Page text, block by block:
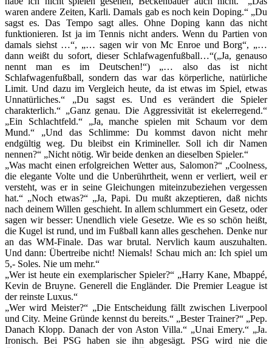
waren andere Zeiten, Karli. Damals gab es noch kein Doping.“ „Du
sagst es. Das Tempo sagt alles. Ohne Doping kann das nicht
funktionieren. Ist ja im Tennis nicht anders. Wenn du Partien von
damals siehst …“, „… sagen wir von Mc Enroe und Borg“, „…
dann weißt du sofort, dieser Schlafwagenfußball…“(„Ja, genauso
nennt man es im Deutschen!“) „… also das ist nicht
Schlafwagenfußball, sondern das war das körperliche, natürliche
Limit. Und dazu im Vergleich heute, da ist etwas im Spiel, etwas
Unnatürliches.“ „Du sagst es. Und es verändert die Spieler
charakterlich.“ „Ganz genau. Die Aggressivität ist ekelerregend.“
„Ein Schlachtfeld.“ „Ja, manche spielen mit Schaum vor dem
Mund.“ „Und das Schlimme: Du kommst davon nicht mehr
endgültig weg. Du bleibst ein Krimineller. Soll ich dir Namen
nennen?“ „Nicht nötig. Wir beide denken an dieselben Spieler.“
„Was macht einen erfolgreichen Wetter aus, Salomon?“ „Coolness,
die elegante Volte und die Unberührtheit, wenn er verliert, weil er
versteht, was er in seine Gleichungen miteinzubeziehen vergessen
hat.“ „Noch etwas?“ „Ja, Papi. Du mußt akzeptieren, daß nichts
nach deinem Willen geschieht. In allem schlummert ein Gesetz, oder
sagen wir besser: Unendlich viele Gesetze. Wie es so schön heißt,
die Kugel ist rund, und im Fußball kann alles geschehen. Denke nur
an das WM-Finale. Das war brutal. Nervlich kaum auszuhalten.
Und dann: Übertreibe nicht! Niemals! Schau mich an: Ich spiel um
5,- Soles. Nie um mehr.“
„Wer ist heute ein exemplarischer Spieler?“ „Harry Kane, Mbappé,
Kevin de Bruyne. Generell die Engländer. Die Premier League ist
der reinste Luxus.“
„Wer wird Meister?“ „Die Entscheidung fällt zwischen Liverpool
und City. Meine Gründe kennst du bereits.“ „Bester Trainer?“ „Pep.
Danach Klopp. Danach der von Aston Villa.“ „Unai Emery.“ „Ja.
Ironisch. Bei PSG haben sie ihn abgesägt. PSG wird nie die